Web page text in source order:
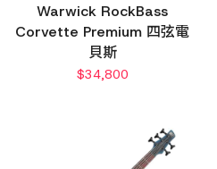
Warwick RockBass
Corvette Premium 四弦電
貝斯
$34,800